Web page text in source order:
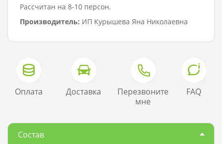
Рассчитан на 8-10 персон.
Производитель: ИП Курышева Яна Николаевна
Состав
Оплата Доставка
Перезвоните
мне
FAQ